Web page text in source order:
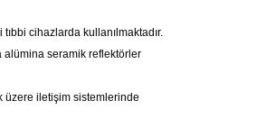
cihazlarda kullanılmaktadır.
alümina seramik reflektörler
üzere iletişim sistemlerinde